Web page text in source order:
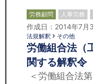
労務顧問 人事労務
作成日：2014年7月
法規解釈 その他
労働組合法（
関する解釈令
＜労働組合法